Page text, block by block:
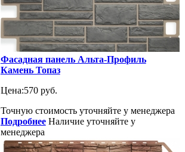
Фасадная панель Альта-Профиль
Камень Топаз
Цена:570 руб.
Точную стоимость уточняйте у менеджера
Подробнее Наличие уточняйте у
менеджера